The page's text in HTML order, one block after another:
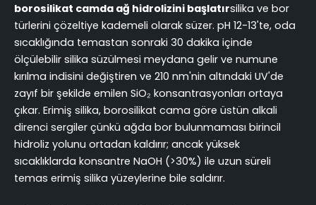
borosilikat camda ağ hidrolizini başlatırsilika ve bor
türlerini çözeltiye kademeli olarak süzer. pH 12-13'te, oda
sıcaklığında temastan sonraki 30 dakika içinde
ölçülebilir silika süzülmesi meydana gelir ve numune
kırılma indisini değiştiren ve 210 nm'nin altındaki UV'de
zayıf bir şekilde emilen SiO₂ konsantrasyonları ortaya
çıkar. Erimiş silika, borosilikat cama göre üstün alkali
direnci sergiler çünkü ağda bor bulunmaması birincil
hidroliz yolunu ortadan kaldırır; ancak yüksek
sıcaklıklarda konsantre NaOH (>30%) ile uzun süreli
temas erimiş silika yüzeylerine bile saldırır.